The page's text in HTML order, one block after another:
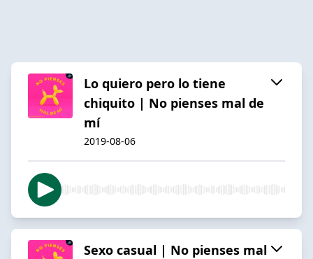
Lo quiero pero lo tiene
chiquito | No pienses mal de
mí
2019-08-06
Sexo casual | No pienses mal